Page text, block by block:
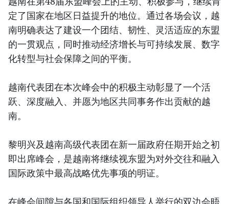
定了国家在地区日益提升的地位。通过各场会议，越
南明确表达了建设一个团结、韧性、灵活适应的东盟
的一贯观点，同时推动经济增长与可持续发展、数字
化转型与社会保障之间的平衡。
越南代表团在本次峰会中的积极主动彰显了一个活
跃、深度融入、并愿为地区共同事务作出贡献的越
南。
黎明兴及越南高级代表团在新一届政府任期开始之初
即出席峰会，是越南将继续视东盟为对外交往和融入
国际政策中最高战略优先事项的明证。
在峰会间隙与各国和国际组织领导人举行的双边会晤